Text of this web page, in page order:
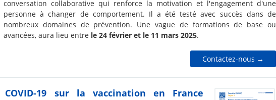
conversation collaborative qui renforce la motivation et l'engagement d'une
personne à changer de comportement. Il a été testé avec succès dans de
nombreux domaines de prévention. Une vague de formations de base ou
avancées, aura lieu entre le 24 février et le 11 mars 2025.
Contactez-nous →
19 sur la vaccination en France